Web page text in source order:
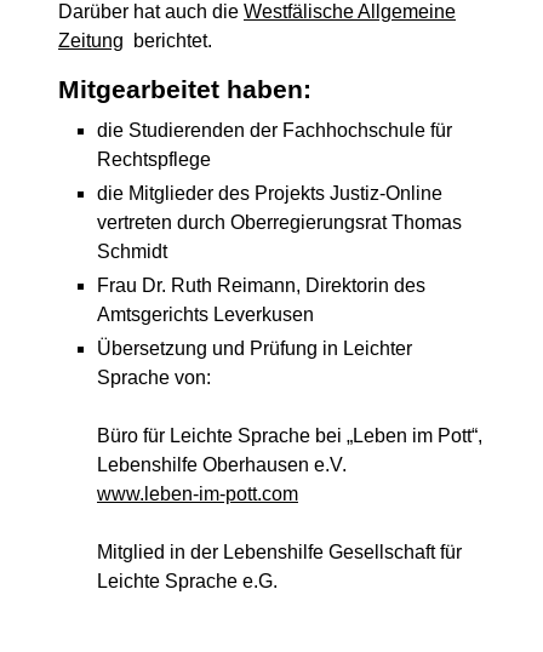
Darüber hat auch die Westfälische Allgemeine
Zeitung
berichtet.
Mitgearbeitet haben:
die Studierenden der Fachhochschule für
Rechtspflege
die Mitglieder des Projekts Justiz-Online
vertreten durch Oberregierungsrat Thomas
Schmidt
Frau Dr. Ruth Reimann, Direktorin des
Amtsgerichts Leverkusen
Übersetzung und Prüfung in Leichter
Sprache von:
Büro für Leichte Sprache bei „Leben im Pott“,
Lebenshilfe Oberhausen e.V.
www.leben-im-pott.com
Mitglied in der Lebenshilfe Gesellschaft für
Leichte Sprache e.G.